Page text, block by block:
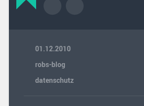
01.12.2010
robs-blog
datenschutz